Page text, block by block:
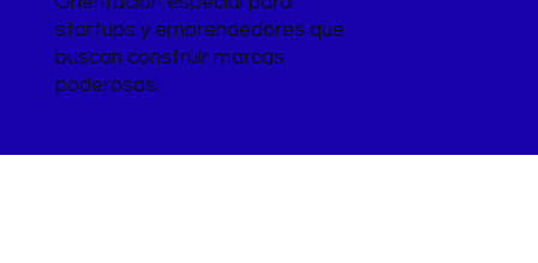
startups y emprendedores que
buscan construir marcas
poderosas.